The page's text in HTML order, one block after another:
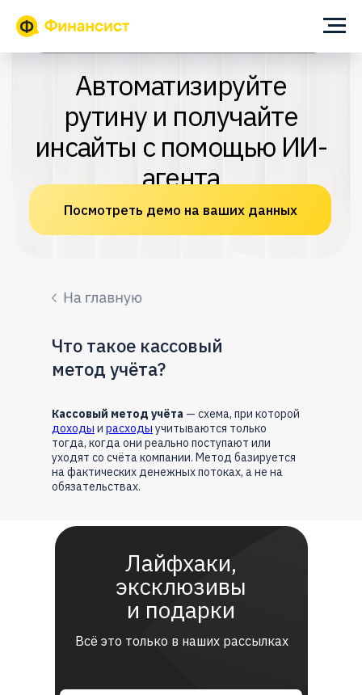
ИИ-помощник для собственника и финансового директора
Автоматизируйте
рутину и получайте
инсайты с помощью ИИ-
агента
Посмотреть демо на ваших данных
Что такое кассовый
метод учёта?
Кассовый метод учёта — схема, при которой
доходы и расходы учитываются только
тогда, когда они реально поступают или
уходят со счёта компании. Метод базируется
на фактических денежных потоках, а не на
обязательствах.
Всё это только в наших рассылках
Лайфхаки,
эксклюзивы
и подарки